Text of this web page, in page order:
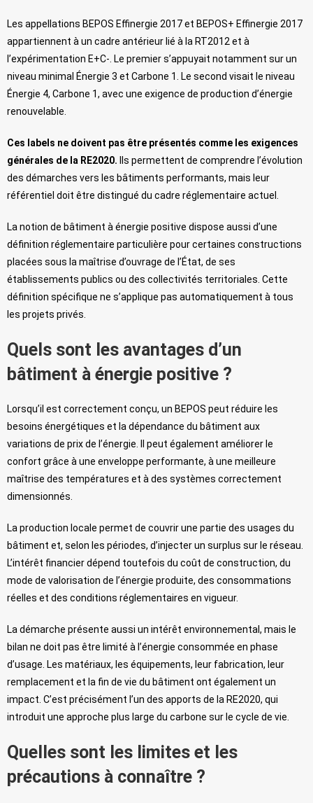
Les appellations BEPOS Effinergie 2017 et BEPOS+ Effinergie 2017
appartiennent à un cadre antérieur lié à la RT2012 et à
l’expérimentation E+C-. Le premier s’appuyait notamment sur un
niveau minimal Énergie 3 et Carbone 1. Le second visait le niveau
Énergie 4, Carbone 1, avec une exigence de production d’énergie
renouvelable.
Ces labels ne doivent pas être présentés comme les exigences
générales de la RE2020. Ils permettent de comprendre l’évolution
des démarches vers les bâtiments performants, mais leur
référentiel doit être distingué du cadre réglementaire actuel.
La notion de bâtiment à énergie positive dispose aussi d’une
définition réglementaire particulière pour certaines constructions
placées sous la maîtrise d’ouvrage de l’État, de ses
établissements publics ou des collectivités territoriales. Cette
définition spécifique ne s’applique pas automatiquement à tous
les projets privés.
Quels sont les avantages d’un
bâtiment à énergie positive ?
Lorsqu’il est correctement conçu, un BEPOS peut réduire les
besoins énergétiques et la dépendance du bâtiment aux
variations de prix de l’énergie. Il peut également améliorer le
confort grâce à une enveloppe performante, à une meilleure
maîtrise des températures et à des systèmes correctement
dimensionnés.
La production locale permet de couvrir une partie des usages du
bâtiment et, selon les périodes, d’injecter un surplus sur le réseau.
L’intérêt financier dépend toutefois du coût de construction, du
mode de valorisation de l’énergie produite, des consommations
réelles et des conditions réglementaires en vigueur.
La démarche présente aussi un intérêt environnemental, mais le
bilan ne doit pas être limité à l’énergie consommée en phase
d’usage. Les matériaux, les équipements, leur fabrication, leur
remplacement et la fin de vie du bâtiment ont également un
impact. C’est précisément l’un des apports de la RE2020, qui
introduit une approche plus large du carbone sur le cycle de vie.
Quelles sont les limites et les
précautions à connaître ?